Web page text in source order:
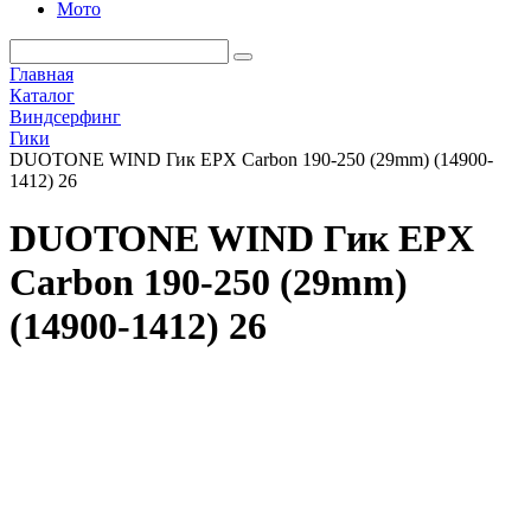
Мото
Главная
Каталог
Виндсерфинг
Гики
DUOTONE WIND Гик EPX Carbon 190-250 (29mm) (14900-
1412) 26
DUOTONE WIND Гик EPX
Carbon 190-250 (29mm)
(14900-1412) 26